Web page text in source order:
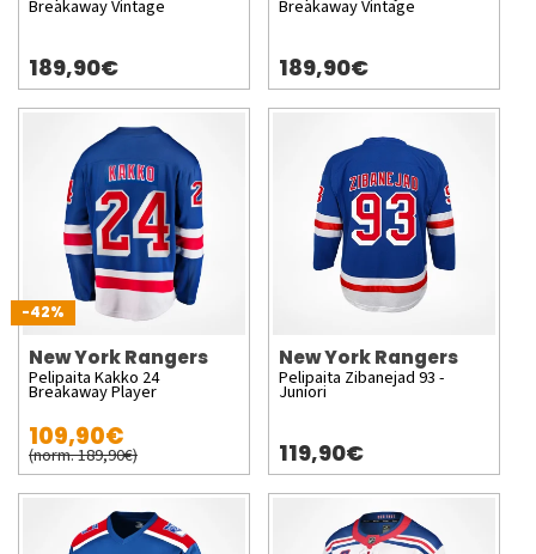
Breakaway Vintage
189,90€
Breakaway Vintage
189,90€
-42%
New York Rangers
Pelipaita Kakko 24
Breakaway Player
109,90€
(norm. 189,90€)
New York Rangers
Pelipaita Zibanejad 93 -
Juniori
119,90€